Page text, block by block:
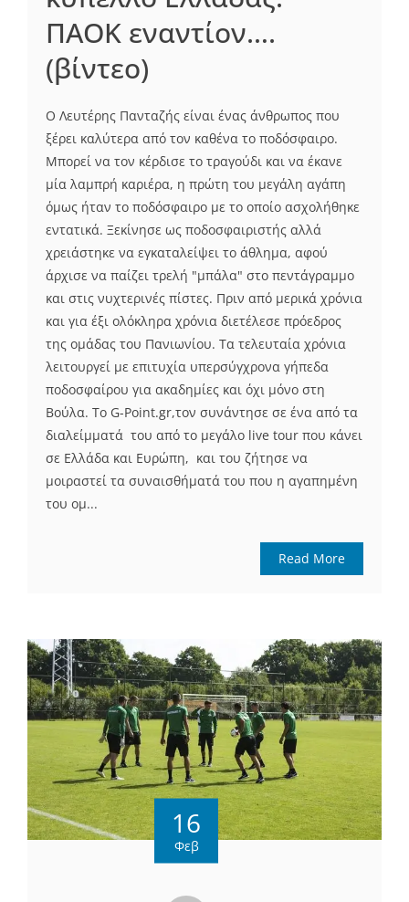
ΠΑΟΚ εναντίον….
(βίντεο)
Ο Λευτέρης Πανταζής είναι ένας άνθρωπος που
ξέρει καλύτερα από τον καθένα το ποδόσφαιρο.
Μπορεί να τον κέρδισε το τραγούδι και να έκανε
μία λαμπρή καριέρα, η πρώτη του μεγάλη αγάπη
όμως ήταν το ποδόσφαιρο με το οποίο ασχολήθηκε
εντατικά. Ξεκίνησε ως ποδοσφαιριστής αλλά
χρειάστηκε να εγκαταλείψει το άθλημα, αφού
άρχισε να παίζει τρελή "μπάλα" στο πεντάγραμμο
και στις νυχτερινές πίστες. Πριν από μερικά χρόνια
και για έξι ολόκληρα χρόνια διετέλεσε πρόεδρος
της ομάδας του Πανιωνίου. Τα τελευταία χρόνια
λειτουργεί με επιτυχία υπερσύγχρονα γήπεδα
ποδοσφαίρου για ακαδημίες και όχι μόνο στη
Βούλα. Το G-Point.gr,τον συνάντησε σε ένα από τα
διαλείμματά του από το μεγάλο live tour που κάνει
σε Ελλάδα και Ευρώπη, και του ζήτησε να
μοιραστεί τα συναισθήματά του που η αγαπημένη
του ομ...
Read More
16
Φεβ